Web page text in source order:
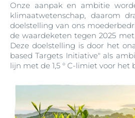
Onze aanpak en ambitie
klimaatwetenschap, daarom
doelstelling van ons
de waardeketen tegen 2025
Deze doelstelling is door het
based Targets Initiative" als
lijn met de 1,5 ° C-limiet voor het